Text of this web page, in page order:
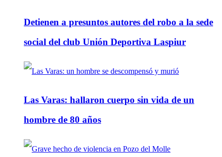
Detienen a presuntos autores del robo a la sede
social del club Unión Deportiva Laspiur
Las Varas: hallaron cuerpo sin vida de un
hombre de 80 años